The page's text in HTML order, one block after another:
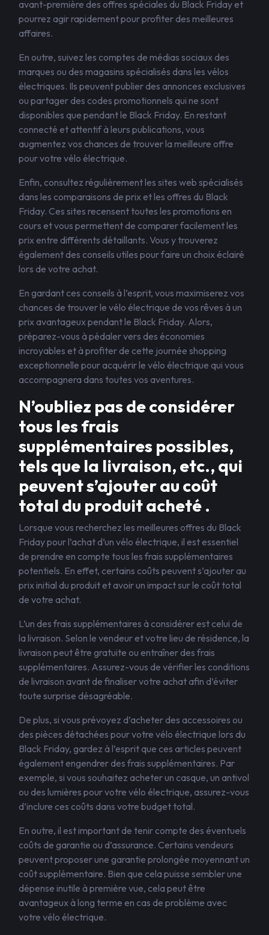
avant-première des offres spéciales du Black Friday et
pourrez agir rapidement pour profiter des meilleures
affaires.
En outre, suivez les comptes de médias sociaux des
marques ou des magasins spécialisés dans les vélos
électriques. Ils peuvent publier des annonces exclusives
ou partager des codes promotionnels qui ne sont
disponibles que pendant le Black Friday. En restant
connecté et attentif à leurs publications, vous
augmentez vos chances de trouver la meilleure offre
pour votre vélo électrique.
Enfin, consultez régulièrement les sites web spécialisés
dans les comparaisons de prix et les offres du Black
Friday. Ces sites recensent toutes les promotions en
cours et vous permettent de comparer facilement les
prix entre différents détaillants. Vous y trouverez
également des conseils utiles pour faire un choix éclairé
lors de votre achat.
En gardant ces conseils à l’esprit, vous maximiserez vos
chances de trouver le vélo électrique de vos rêves à un
prix avantageux pendant le Black Friday. Alors,
préparez-vous à pédaler vers des économies
incroyables et à profiter de cette journée shopping
exceptionnelle pour acquérir le vélo électrique qui vous
accompagnera dans toutes vos aventures.
N’oubliez pas de considérer
tous les frais
supplémentaires possibles,
tels que la livraison, etc., qui
peuvent s’ajouter au coût
total du produit acheté .
Lorsque vous recherchez les meilleures offres du Black
Friday pour l’achat d’un vélo électrique, il est essentiel
de prendre en compte tous les frais supplémentaires
potentiels. En effet, certains coûts peuvent s’ajouter au
prix initial du produit et avoir un impact sur le coût total
de votre achat.
L’un des frais supplémentaires à considérer est celui de
la livraison. Selon le vendeur et votre lieu de résidence, la
livraison peut être gratuite ou entraîner des frais
supplémentaires. Assurez-vous de vérifier les conditions
de livraison avant de finaliser votre achat afin d’éviter
toute surprise désagréable.
De plus, si vous prévoyez d’acheter des accessoires ou
des pièces détachées pour votre vélo électrique lors du
Black Friday, gardez à l’esprit que ces articles peuvent
également engendrer des frais supplémentaires. Par
exemple, si vous souhaitez acheter un casque, un antivol
ou des lumières pour votre vélo électrique, assurez-vous
d’inclure ces coûts dans votre budget total.
En outre, il est important de tenir compte des éventuels
coûts de garantie ou d’assurance. Certains vendeurs
peuvent proposer une garantie prolongée moyennant un
coût supplémentaire. Bien que cela puisse sembler une
dépense inutile à première vue, cela peut être
avantageux à long terme en cas de problème avec
votre vélo électrique.